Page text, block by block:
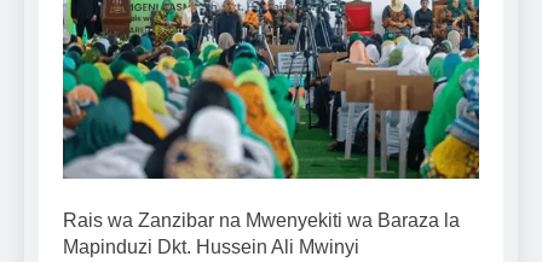
Rais wa Zanzibar na Mwenyekiti wa Baraza la
Mapinduzi Dkt. Hussein Ali Mwinyi